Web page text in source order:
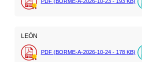
LEÓN
PDF (BORME-A-2026-10-24 - 178 KB)